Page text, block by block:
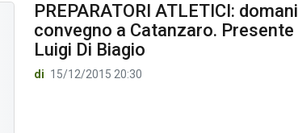
PREPARATORI ATLETICI: domani
convegno a Catanzaro. Presente
Luigi Di Biagio
di 15/12/2015 20:30